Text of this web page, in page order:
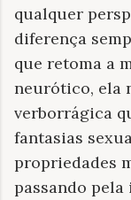
qualquer
diferença
que retoma a
neurótico, ela
verborrágica
fantasias
propriedades
passando